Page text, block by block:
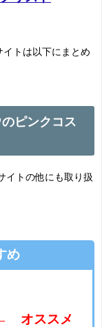
トは以下にまとめ
ピンクコス
イトの他にも取り扱
め
オススメ